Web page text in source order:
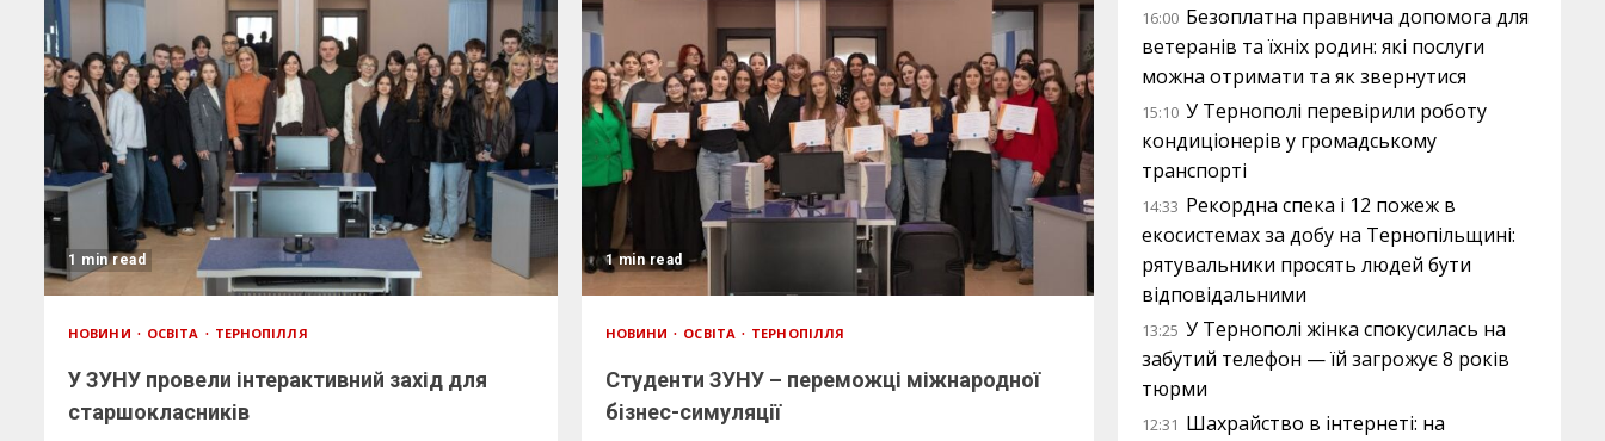
1 min read
НОВИНИ ОСВІТА ТЕРНОПІЛЛЯ
У ЗУНУ провели інтерактивний захід для
старшокласників
1 min read
НОВИНИ ОСВІТА ТЕРНОПІЛЛЯ
Студенти ЗУНУ – переможці міжнародної
бізнес-симуляції
16:00 Безоплатна правнича допомога для
ветеранів та їхніх родин: які послуги
можна отримати та як звернутися
15:10 У Тернополі перевірили роботу
кондиціонерів у громадському
транспорті
14:33 Рекордна спека і 12 пожеж в
екосистемах за добу на Тернопільщині:
рятувальники просять людей бути
відповідальними
13:25 У Тернополі жінка спокусилась на
забутий телефон — їй загрожує 8 років
тюрми
12:31 Шахрайство в інтернеті: на